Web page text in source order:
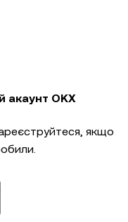
акаунт OKX
якщо